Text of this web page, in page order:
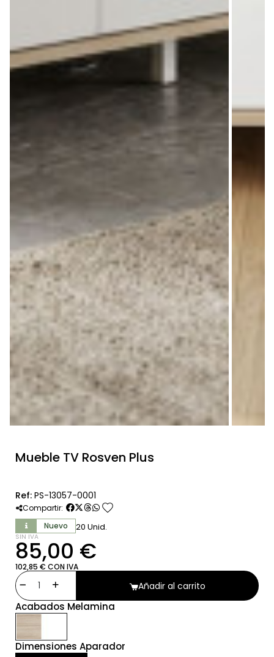
Mueble TV Rosven Plus
Ref: PS-13057-0001
Compartir: favorite
Nuevo 20 Unid.
SIN IVA
85,00 €
102,85 € CON IVA
Añadir al carrito
Acabados Melamina
Dimensiones Aparador